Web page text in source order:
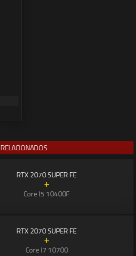
RELACIONADOS
RTX 2070 SUPER FE
+
Core I5 10400F
RTX 2070 SUPER FE
+
Core I7 10700